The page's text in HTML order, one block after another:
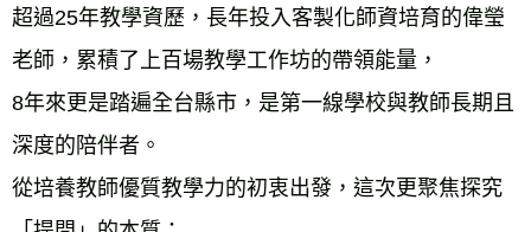
超過25年教學資歷，長年投入客製化師資培育的偉瑩
老師，累積了上百場教學工作坊的帶領能量，
8年來更是踏遍全台縣市，是第一線學校與教師長期且
深度的陪伴者。
從培養教師優質教學力的初衷出發，這次更聚焦探究